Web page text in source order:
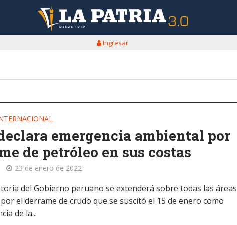
Ingresar
emergencia ambiental por
de petróleo en sus costas
23 de enero de 2022
del Gobierno peruano se extenderá sobre todas las áreas
el derrame de crudo que se suscitó el 15 de enero como
de la...